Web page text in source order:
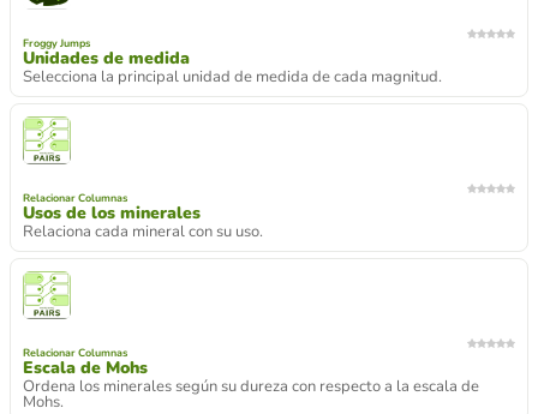
Froggy Jumps
Unidades de medida
Selecciona la principal unidad de medida de cada magnitud.
Relacionar Columnas
Usos de los minerales
Relaciona cada mineral con su uso.
Relacionar Columnas
Escala de Mohs
Ordena los minerales según su dureza con respecto a la escala de
Mohs.